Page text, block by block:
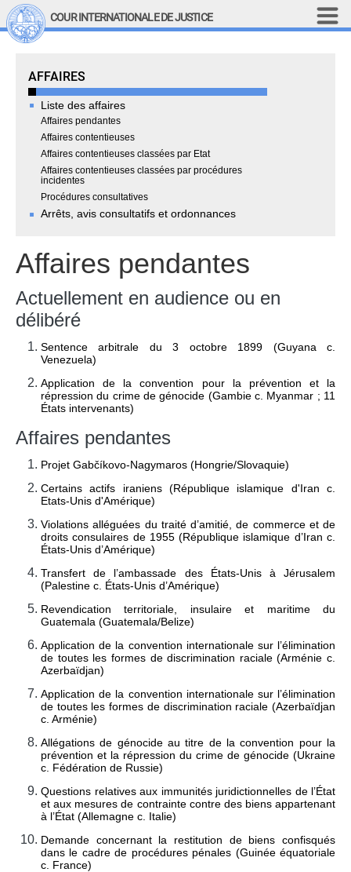
Aller au contenu principal
COUR INTERNATIONALE DE JUSTICE
Affaires pendantes
Actuellement en audience ou en
délibéré
Sentence arbitrale du 3 octobre 1899 (Guyana c.
Venezuela)
Application de la convention pour la prévention et la
répression du crime de génocide (Gambie c. Myanmar ; 11
États intervenants)
Affaires pendantes
Projet Gabčíkovo-Nagymaros (Hongrie/Slovaquie)
Certains actifs iraniens (République islamique d'Iran c.
Etats-Unis d'Amérique)
Violations alléguées du traité d’amitié, de commerce et de
droits consulaires de 1955 (République islamique d’Iran c.
États-Unis d’Amérique)
Transfert de l’ambassade des États-Unis à Jérusalem
(Palestine c. États-Unis d’Amérique)
Revendication territoriale, insulaire et maritime du
Guatemala (Guatemala/Belize)
Application de la convention internationale sur l’élimination
de toutes les formes de discrimination raciale (Arménie c.
Azerbaïdjan)
Application de la convention internationale sur l’élimination
de toutes les formes de discrimination raciale (Azerbaïdjan
c. Arménie)
Allégations de génocide au titre de la convention pour la
prévention et la répression du crime de génocide (Ukraine
c. Fédération de Russie)
Questions relatives aux immunités juridictionnelles de l’État
et aux mesures de contrainte contre des biens appartenant
à l’État (Allemagne c. Italie)
Demande concernant la restitution de biens confisqués
dans le cadre de procédures pénales (Guinée équatoriale
c. France)
Cases
AFFAIRES
Liste des affaires
Affaires pendantes
Affaires contentieuses
Affaires contentieuses classées par Etat
Affaires contentieuses classées par procédures
incidentes
Procédures consultatives
Arrêts, avis consultatifs et ordonnances
Top Menu
Recherche sur le site
English
Main navigation
LA COUR
Historique
Présidence
Chambres et comités
Juges ad hoc
Juges ad hoc actuels
Fonctionnement
Assistance financière
aux Parties
Rapports annuels
80e anniversaire de la
Cour
LE GREFFE
Greffier
Organigramme du
Greffe
Textes régissant le
Bibliothèque de la
Cour
Emploi
Avis de vacance de poste
Judicial Fellows
Anciens fellows
Questions fréquemment
posées
Stages
La section des achats